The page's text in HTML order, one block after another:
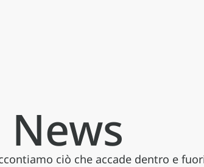
News
ciò che accade dentro e